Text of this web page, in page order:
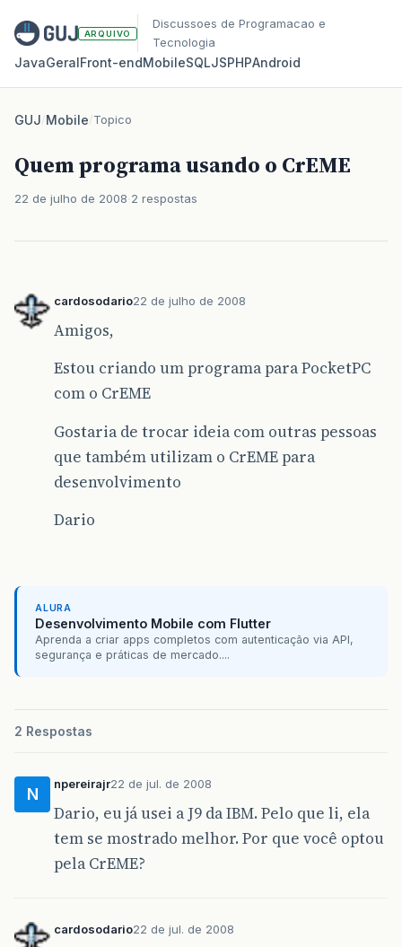
ARQUIVO
Discussoes de Programacao e
Tecnologia
JavaGeralFront‑endMobileSQLJSPHPAndroid
GUJ/Mobile/Topico
Quem programa usando o CrEME
22 de julho de 2008 2 respostas
cardosodario22 de julho de 2008
Amigos,
Estou criando um programa para PocketPC
com o CrEME
Gostaria de trocar ideia com outras pessoas
que também utilizam o CrEME para
desenvolvimento
Dario
ALURA
Desenvolvimento Mobile com Flutter
Aprenda a criar apps completos com autenticação via API,
segurança e práticas de mercado....
2 Respostas
N
npereirajr22 de jul. de 2008
Dario, eu já usei a J9 da IBM. Pelo que li, ela
tem se mostrado melhor. Por que você optou
pela CrEME?
cardosodario22 de jul. de 2008